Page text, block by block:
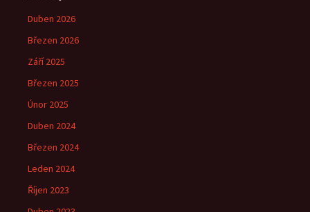
Duben 2026
Březen 2026
Září 2025
Březen 2025
Únor 2025
Duben 2024
Březen 2024
Leden 2024
Říjen 2023